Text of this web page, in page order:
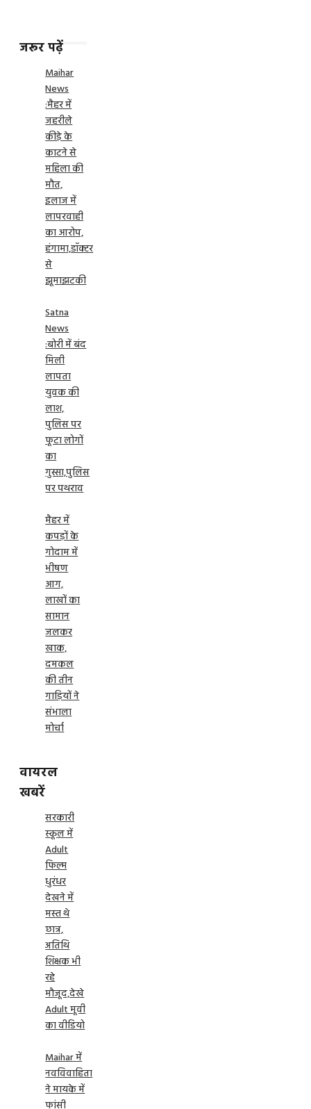
जरूर पढ़ें
Maihar
News
:मैहर में
जहरीले
कीड़े के
काटने से
महिला की
मौत,
इलाज में
लापरवाही
का आरोप,
हंगामा,डॉक्टर
से
झूमाझटकी
Satna
News
:बोरी में बंद
मिली
लापता
युवक की
लाश,
पुलिस पर
फूटा लोगों
का
गुस्सा,पुलिस
पर पथराव
मैहर में
कपड़ों के
गोदाम में
भीषण
आग,
लाखों का
सामान
जलकर
खाक,
दमकल
की तीन
गाड़ियों ने
संभाला
मोर्चा
वायरल
खबरें
सरकारी
स्कूल में
Adult
फिल्म
धुरंधर
देखने में
मस्त थे
छात्र,
अतिथि
शिक्षक भी
रहे
मौजूद,देखे
Adult मूवी
का वीडियो
Maihar में
नवविवाहिता
ने मायके में
फांसी